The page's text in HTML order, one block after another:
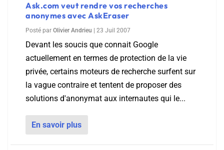
Ask.com veut rendre vos recherches
anonymes avec AskEraser
Posté par Olivier Andrieu 23 Juil 2007
Devant les soucis que connait Google
actuellement en termes de protection de la vie
privée, certains moteurs de recherche surfent sur
la vague contraire et tentent de proposer des
solutions d'anonymat aux internautes qui le...
En savoir plus